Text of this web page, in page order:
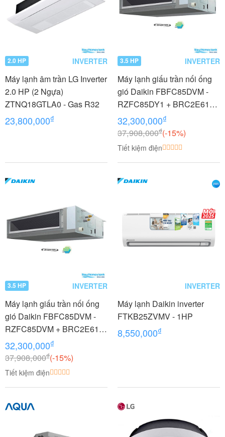
2.0 HP INVERTER
Máy lạnh âm trần LG Inverter
2.0 HP (2 Ngựa)
ZTNQ18GTLA0 - Gas R32
23,800,000₫
3.5 HP INVERTER
Máy lạnh giấu trần nối ống
gió Daikin FBFC85DVM -
RZFC85DY1 + BRC2E61
3.5 HP (3.5 Ngựa) Inverter -
3 pha
32,300,000₫
37,908,000₫(-15%)
Tiết kiệm điện
3.5 HP INVERTER
Máy lạnh giấu trần nối ống
gió Daikin FBFC85DVM -
RZFC85DVM + BRC2E61
3.5 HP (3.5 Ngựa) Inverter
32,300,000₫
37,908,000₫(-15%)
Tiết kiệm điện
INVERTER
Máy lạnh Daikin inverter
FTKB25ZVMV - 1HP
8,550,000₫